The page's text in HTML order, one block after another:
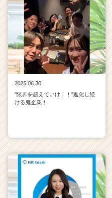
キ
ャ
リ
ア
（C
h
e
C
e
r）
2025.06.30
"限界を超えていけ！！"進化し続
ける鬼企業！